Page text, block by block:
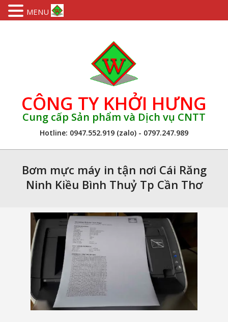
CÔNG TY KHỞI HƯNG
Cung cấp Sản phẩm và Dịch vụ CNTT
Hotline: 0947.552.919 (zalo) - 0797.247.989
NavigationBơm mực máy in tận nơi Cái Răng
Ninh Kiều Bình Thuỷ Tp Cần Thơ
MENU